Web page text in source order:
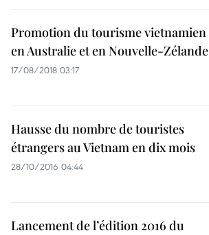
Promotion du tourisme vietnamien
en Australie et en Nouvelle-Zélande
17/08/2018 03:17
Hausse du nombre de touristes
étrangers au Vietnam en dix mois
28/10/2016 04:44
Lancement de l’édition 2016 du